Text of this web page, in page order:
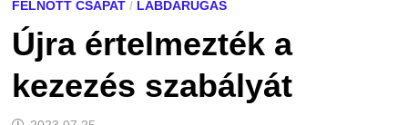
FELNŐTT CSAPAT/ LABDARÚGÁS
Újra értelmezték a
kezezés szabályát